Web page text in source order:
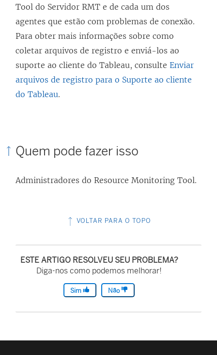
Tool do Servidor RMT e de cada um dos
agentes que estão com problemas de conexão.
Para obter mais informações sobre como
coletar arquivos de registro e enviá-los ao
suporte ao cliente do Tableau, consulte Enviar
arquivos de registro para o Suporte ao cliente
do Tableau.
Quem pode fazer isso
Administradores do Resource Monitoring Tool.
VOLTAR PARA O TOPO
ESTE ARTIGO RESOLVEU SEU PROBLEMA?
Diga-nos como podemos melhorar!
Sim Não